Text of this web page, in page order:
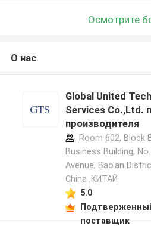
Осмотрите
О нас
Global United
Services Co.,Ltd.
производителя
Room 602, Block
Business Building,
Avenue, Bao'an
China ,КИТАЙ
5.0
поставщик